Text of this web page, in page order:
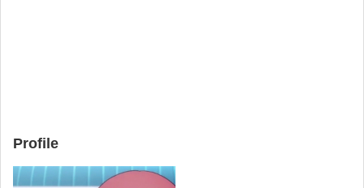
Profile